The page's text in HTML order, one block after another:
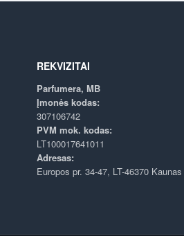
REKVIZITAI
Parfumera, MB
Įmonės kodas:
307106742
PVM mok. kodas:
LT100017641011
Adresas:
Europos pr. 34-47, LT-46370 Kaunas